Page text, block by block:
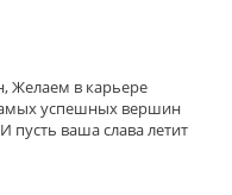
Желаем в карьере
успешных вершин
пусть ваша слава летит